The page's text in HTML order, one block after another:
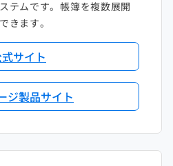
テムです。帳簿を複数展開
きます。
サイト
ジ製品サイト